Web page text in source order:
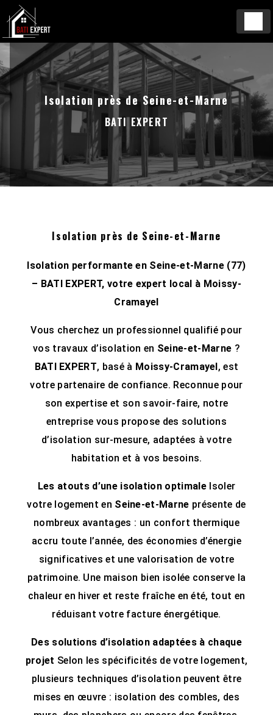
Isolation près de Seine-et-Marne
BATI EXPERT
Isolation près de Seine-et-Marne
Isolation performante en Seine-et-Marne (77)
– BATI EXPERT, votre expert local à Moissy-
Cramayel
Vous cherchez un professionnel qualifié pour
vos travaux d’isolation en Seine-et-Marne ?
BATI EXPERT, basé à Moissy-Cramayel, est
votre partenaire de confiance. Reconnue pour
son expertise et son savoir-faire, notre
entreprise vous propose des solutions
d’isolation sur-mesure, adaptées à votre
habitation et à vos besoins.
Les atouts d’une isolation optimaleIsoler
votre logement en Seine-et-Marne présente de
nombreux avantages : un confort thermique
accru toute l’année, des économies d’énergie
significatives et une valorisation de votre
patrimoine. Une maison bien isolée conserve la
chaleur en hiver et reste fraîche en été, tout en
réduisant votre facture énergétique.
Des solutions d’isolation adaptées à chaque
projet Selon les spécificités de votre logement,
plusieurs techniques d’isolation peuvent être
mises en œuvre : isolation des combles, des
Panneau de gestion des cookies